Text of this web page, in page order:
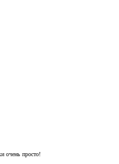
очень просто!